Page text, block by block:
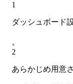
1
ダッシュボード
。
2
あらかじめ用意